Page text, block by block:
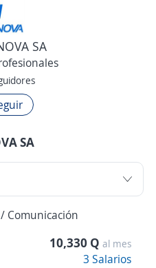
SA
SA
Comunicación
10,330 Q al mes
3 Salarios